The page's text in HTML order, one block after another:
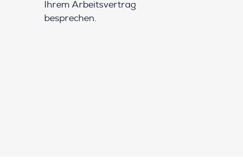
Ihrem Arbeitsvertrag
besprechen.